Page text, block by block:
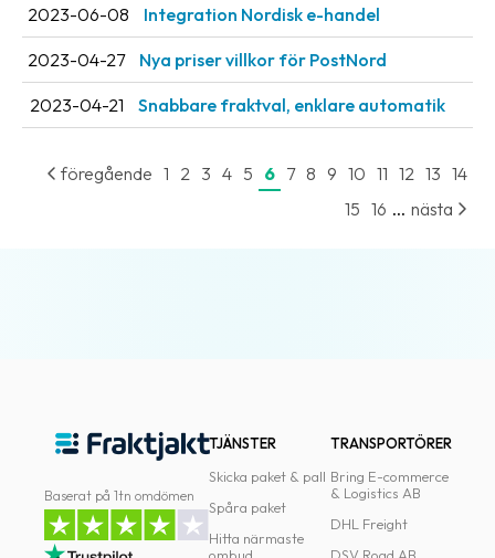
2023-06-08 Integration Nordisk e-handel
2023-04-27 Nya priser villkor för PostNord
2023-04-21 Snabbare fraktval, enklare automatik
föregående 1 2 3 4 5 6 7 8 9 10 11 12 13 14
15 16 ... nästa
Baserat på 1tn omdömen
TJÄNSTER
Skicka paket & pall
Spåra paket
Hitta närmaste
TRANSPORTÖRER
Bring E-commerce
& Logistics AB
DHL Freight